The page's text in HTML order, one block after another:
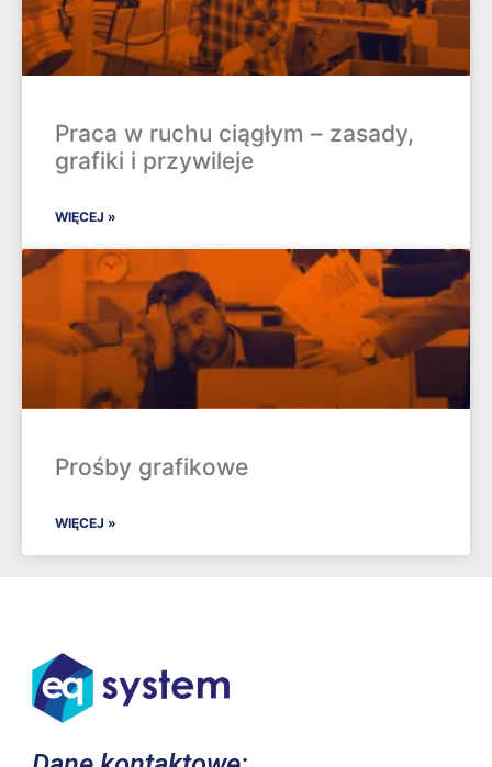
Praca w ruchu ciągłym – zasady,
grafiki i przywileje
WIĘCEJ »
Prośby grafikowe
WIĘCEJ »